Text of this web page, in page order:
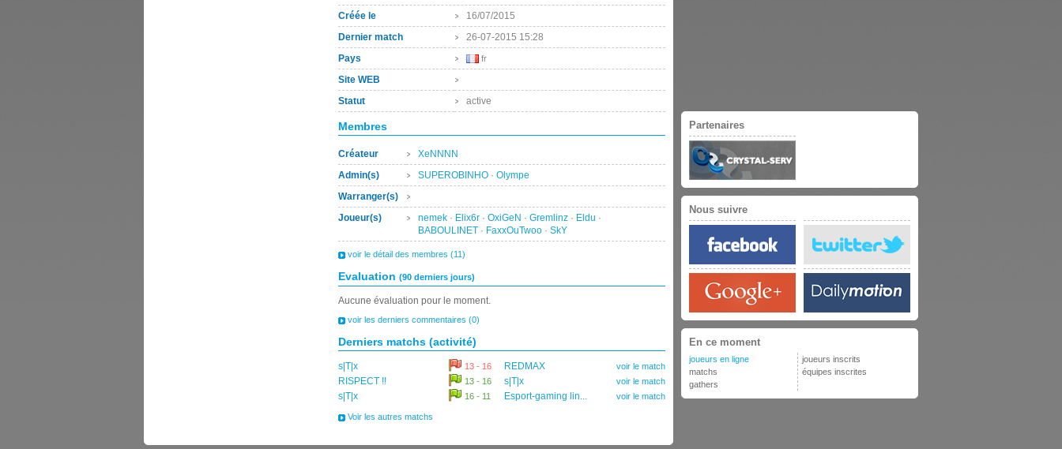
Créée le
16/07/2015
Dernier match
26-07-2015 15:28
Pays
fr
Site WEB
Statut
active
Membres
Créateur
XeNNNN
Admin(s)
SUPEROBINHO · Olympe
Warranger(s)
Joueur(s)
nemek · Elix6r · OxiGeN · Gremlinz · Eldu ·
BABOULINET · FaxxOuTwoo · SkY
voir le détail des membres (11)
Evaluation (90 derniers jours)
Aucune évaluation pour le moment.
voir les derniers commentaires (0)
Derniers matchs (activité)
s|T|x 13 - 16 REDMAX voir le match
RISPECT !! 13 - 16 s|T|x voir le match
s|T|x 16 - 11 Esport-gaming lin... voir le match
Voir les autres matchs
Partenaires
Nous suivre
En ce moment
joueurs en ligne
matchs
gathers
joueurs inscrits
équipes inscrites